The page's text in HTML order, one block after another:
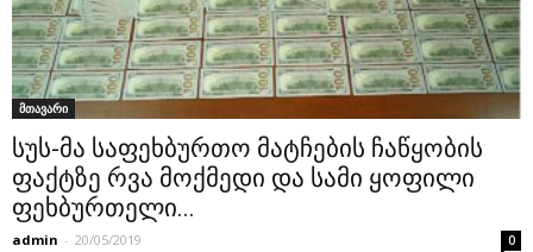
მთავარი
სუს-მა საფეხბურთო მატჩების ჩაწყობის
ფაქტზე რვა მოქმედი და სამი ყოფილი
ფეხბურთელი...
admin - 20/05/2019 0